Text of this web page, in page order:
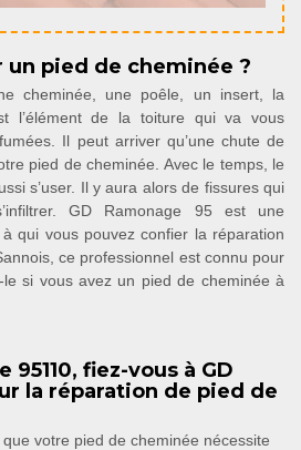
un pied de cheminée ?
cheminée, une poêle, un insert, la
l’élément de la toiture qui va vous
Il peut arriver qu’une chute de
pied de cheminée. Avec le temps, le
s’user. Il y aura alors de fissures qui
GD Ramonage 95 est une
qui vous pouvez confier la réparation
ce professionnel est connu pour
si vous avez un pied de cheminée à
95110, fiez-vous à GD
la réparation de pied de
votre pied de cheminée nécessite